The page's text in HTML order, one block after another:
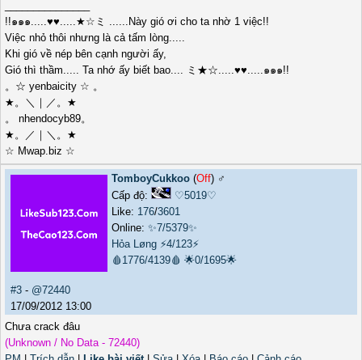
!!๑๑๑.....♥♥.....★☆ミ ......Này gió ơi cho ta nhờ 1 việc!!
Việc nhỏ thôi nhưng là cả tấm lòng.....
Khi gió về nép bên cạnh người ấy,
Gió thì thầm..... Ta nhớ ấy biết bao.... ミ★☆.....♥♥.....๑๑๑!!
。☆ yenbaicity ☆ 。
★。＼｜／。★
。 nhendocyb89。
★。／｜＼。★
☆ Mwap.biz ☆
TomboyCukkoo (Off) ♂️
Cấp độ:
♡5019♡
Like: 176/3601
Online: ✨7/5379✨
Hỏa Løng ⚡4/123⚡
🩸1776/4139🩸 🌟0/1695🌟
#3 - @72440
17/09/2012 13:00
Chưa crack đâu
(Unknown / No Data - 72440)